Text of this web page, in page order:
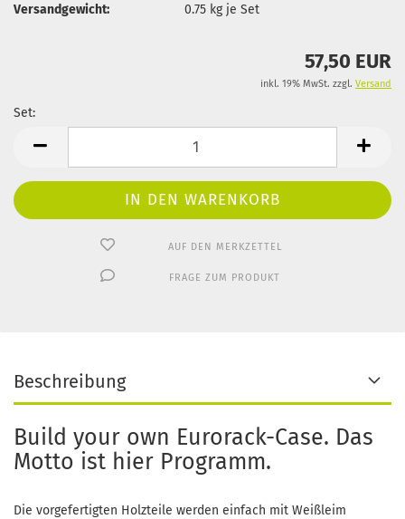
Versandgewicht: 0.75 kg je Set
57,50 EUR
inkl. 19% MwSt. zzgl. Versand
Set:
AUF DEN MERKZETTEL
FRAGE ZUM PRODUKT
Beschreibung
Build your own Eurorack-Case. Das
Motto ist hier Programm.
Die vorgefertigten Holzteile werden einfach mit Weißleim